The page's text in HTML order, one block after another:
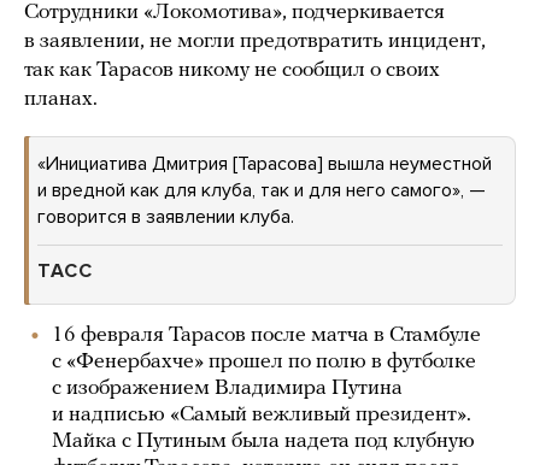
Сотрудники «Локомотива», подчеркивается
в заявлении, не могли предотвратить инцидент,
так как Тарасов никому не сообщил о своих
планах.
«Инициатива Дмитрия [Тарасова] вышла неуместной
и вредной как для клуба, так и для него самого», —
говорится в заявлении клуба.
ТАСС
16 февраля Тарасов после матча в Стамбуле
с «Фенербахче» прошел по полю в футболке
с изображением Владимира Путина
и надписью «Самый вежливый президент».
Майка с Путиным была надета под клубную